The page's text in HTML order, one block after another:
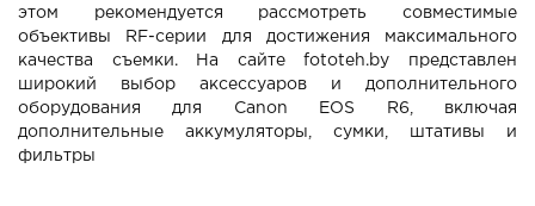
этом рекомендуется рассмотреть совместимые
объективы RF-серии для достижения максимального
качества съемки. На сайте fototeh.by представлен
широкий выбор аксессуаров и дополнительного
оборудования для Canon EOS R6, включая
дополнительные аккумуляторы, сумки, штативы и
фильтры